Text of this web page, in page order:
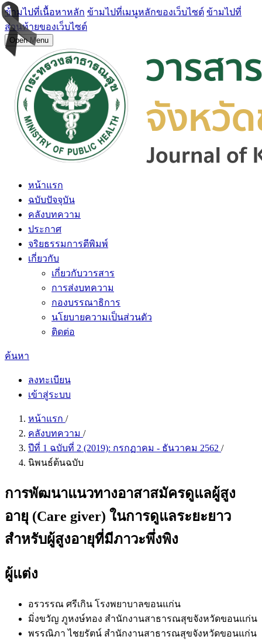
ข้ามไปที่เนื้อหาหลัก ข้ามไปที่เมนูหลักของเว็บไซต์ ข้ามไปที่
ส่วนท้ายของเว็บไซต์
Open Menu
หน้าแรก
ฉบับปัจจุบัน
คลังบทความ
ประกาศ
จริยธรรมการตีพิมพ์
เกี่ยวกับ
เกี่ยวกับวารสาร
การส่งบทความ
กองบรรณาธิการ
นโยบายความเป็นส่วนตัว
ติดต่อ
ค้นหา
ลงทะเบียน
เข้าสู่ระบบ
หน้าแรก /
คลังบทความ /
ปีที่ 1 ฉบับที่ 2 (2019): กรกฏาคม - ธันวาคม 2562 /
นิพนธ์ต้นฉบับ
การพัฒนาแนวทางอาสาสมัครดูแลผู้สูง
อายุ (Care giver) ในการดูแลระยะยาว
สำหรับผู้สูงอายุที่มีภาวะพึ่งพิง
ผู้แต่ง
อรวรรณ ศรีเกิน โรงพยาบาลขอนแก่น
มิ่งขวัญ ภูหงษ์ทอง สำนักงานสาธารณสุขจังหวัดขอนแก่น
พรรณิภา ไชยรัตน์ สำนักงานสาธารณสุขจังหวัดขอนแก่น